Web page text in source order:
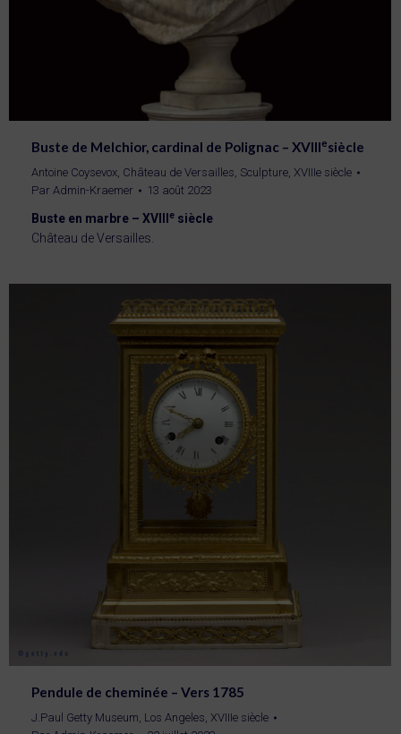
Buste de Melchior, cardinal de Polignac – XVIIIesiècle
Antoine Coysevox, Château de Versailles, Sculpture, XVIIIe siècle
Par Admin-Kraemer 13 août 2023
Buste en marbre – XVIII e siècle
Château de Versailles.
Pendule de cheminée – Vers 1785
J.Paul Getty Museum, Los Angeles, XVIIIe siècle